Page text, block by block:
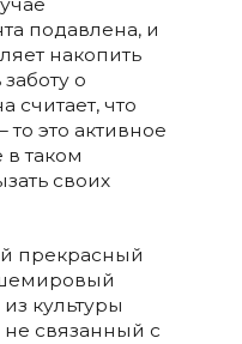
подавлена, и
накопить
о
считает, что
то это активное
таком
своих
прекрасный
культуры
не связанный с